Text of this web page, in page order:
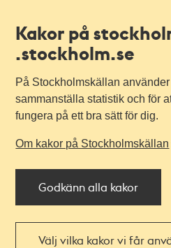
Kakor på
.stockholm.se
På Stockholmskällan
sammanställa statistik och för
fungera på ett bra sätt för dig.
Om kakor på Stockholmskällan
Godkänn alla kakor
Välj vilka kakor vi får